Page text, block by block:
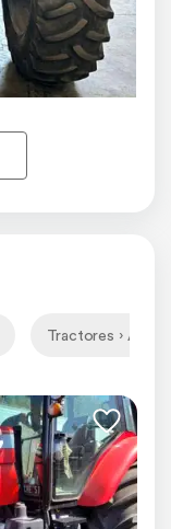
Tractores ›